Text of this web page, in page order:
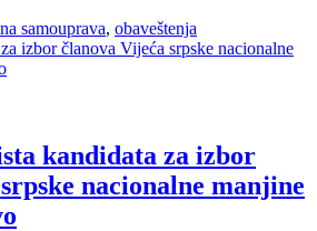
samouprava, obaveštenja
kandidata za izbor
nacionalne manjine